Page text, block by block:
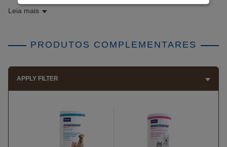
Leia mais
PRODUTOS COMPLEMENTARES
APPLY FILTER